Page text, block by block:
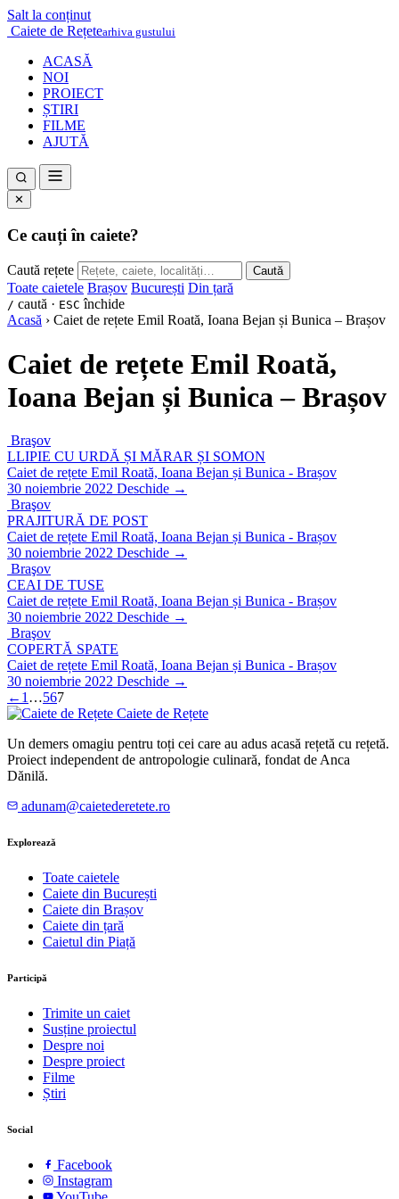
Salt la conținut
Caiete de Rețetearhiva gustului
ACASĂ
NOI
PROIECT
ȘTIRI
FILME
AJUTĂ
✕
Ce cauți în caiete?
Caută rețete Caută
Toate caietele Brașov București Din țară
/ caută · ESC închide
Acasă › Caiet de rețete Emil Roată, Ioana Bejan și Bunica – Brașov
Caiet de rețete Emil Roată,
Ioana Bejan și Bunica – Brașov
Braşov
LLIPIE CU URDĂ ȘI MĂRAR ȘI SOMON
Caiet de rețete Emil Roată, Ioana Bejan și Bunica - Brașov
30 noiembrie 2022 Deschide →
Braşov
PRAJITURĂ DE POST
Caiet de rețete Emil Roată, Ioana Bejan și Bunica - Brașov
30 noiembrie 2022 Deschide →
Braşov
CEAI DE TUSE
Caiet de rețete Emil Roată, Ioana Bejan și Bunica - Brașov
30 noiembrie 2022 Deschide →
Braşov
COPERTĂ SPATE
Caiet de rețete Emil Roată, Ioana Bejan și Bunica - Brașov
30 noiembrie 2022 Deschide →
← 1 …567
Caiete de Rețete
Un demers omagiu pentru toți cei care au adus acasă rețetă cu rețetă.
Proiect independent de antropologie culinară, fondat de Anca
Dănilă.
adunam@caietederetete.ro
Explorează
Toate caietele
Caiete din București
Caiete din Brașov
Caiete din țară
Caietul din Piață
Participă
Trimite un caiet
Susține proiectul
Despre noi
Despre proiect
Filme
Știri
Social
Facebook
Instagram